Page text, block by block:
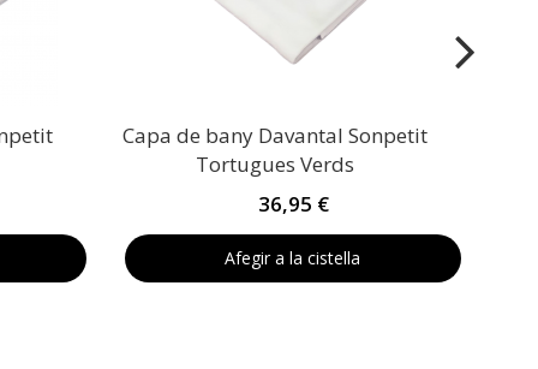
Capa de bany Davantal Sonpetit
Tortugues Verds
36,95 €
Afegir a la cistella